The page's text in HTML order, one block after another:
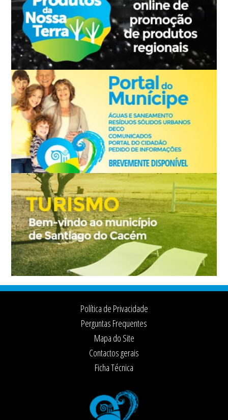
Footer
Política de Privacidade
Perguntas Frequentes
Mapa do Site
Contactos gerais
Ficha Técnica